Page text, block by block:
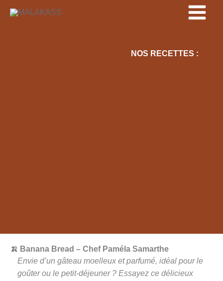
NOS RECETTES :
🍌 Banana Bread – Chef Paméla Samarthe
Envie d’un gâteau moelleux et parfumé, idéal pour le
goûter ou le petit-déjeuner ? Essayez ce délicieux